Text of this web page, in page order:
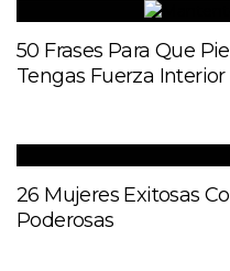
50 Frases Para Que
Tengas Fuerza Interior
26 Mujeres Exitosas
Poderosas